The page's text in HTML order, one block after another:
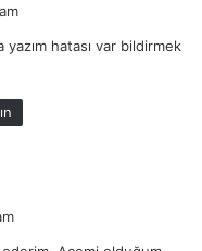
hatası var bildirmek